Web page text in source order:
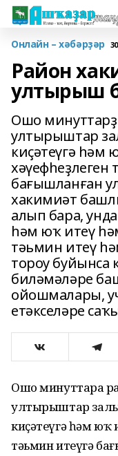
Онлайн – хәбәрҙәр
Район
ултырыш
Ошо
ултырыштар
киҫәтеүгә һәм
хәүефһеҙлеген
бағышланған
хакимиәт
алып бара,
һәм юҡ итеү
тәьмин итеү
тороу буйынса
биләмәләре
ойошмалары,
етәкселәре
Ошо минуттарҙа
ултырыштар
киҫәтеүгә һәм юҡ
тәьмин итеүгә